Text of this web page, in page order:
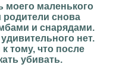
моего маленького
снова
и снарядами.
нет.
тому, что после
убивать.